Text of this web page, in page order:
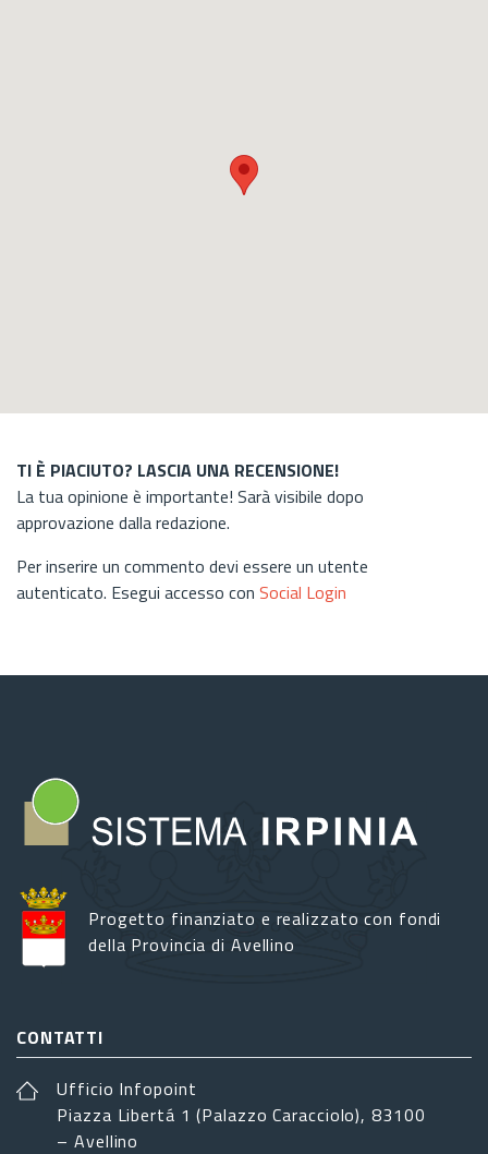
TI È PIACIUTO? LASCIA UNA RECENSIONE!
La tua opinione è importante! Sarà visibile dopo
approvazione dalla redazione.
Per inserire un commento devi essere un utente
autenticato. Esegui accesso con Social Login
Progetto finanziato e realizzato con fondi
della Provincia di Avellino
CONTATTI
Ufficio Infopoint
Piazza Libertá 1 (Palazzo Caracciolo), 83100
– Avellino